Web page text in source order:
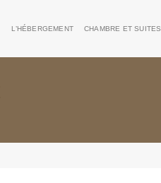
L’HÉBERGEMENT CHAMBRE ET SUITES